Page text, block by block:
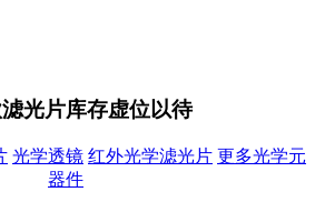
光片库存虚位以待
光学透镜 红外光学滤光片 更多光学元
器件